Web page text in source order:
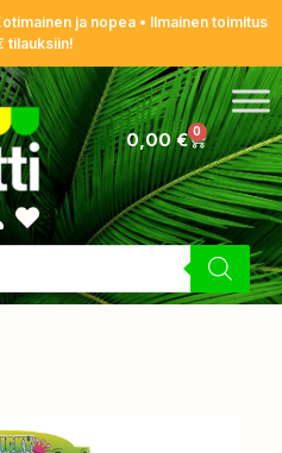
ja nopea • Ilmainen toimitus
tilauksiin!
0,00€ 0